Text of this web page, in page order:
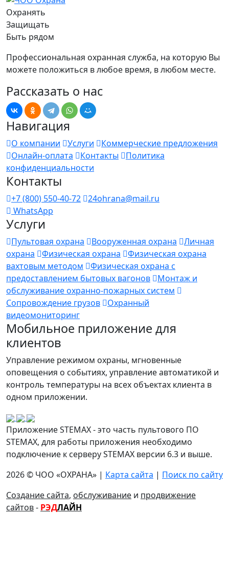
Охранять
Защищать
Быть рядом
Профессиональная охранная служба, на которую Вы
можете положиться в любое время, в любом месте.
Рассказать о нас
Навигация
О компании Услуги
Коммерческие предложения
Онлайн-оплата
Контакты
Политика
конфиденциальности
Контакты
+7 (800) 550-40-72
24ohrana@mail.ru
WhatsApp
Услуги
Пультовая охрана Вооруженная охрана
Личная
охрана
Физическая охрана
Физическая охрана
вахтовым методом
Физическая охрана с
предоставлением бытовых вагонов
Монтаж и
обслуживание охранно-пожарных систем
Сопровождение грузов
Охранный
видеомониторинг
Мобильное приложение для
клиентов
Управление режимом охраны, мгновенные
оповещения о событиях, управление автоматикой и
контроль температуры на всех объектах клиента в
одном приложении.
Приложение STEMAX - это часть пультового ПО
STEMAX, для работы приложения необходимо
подключение к серверу STEMAX версии 6.3 и выше.
2026 © ЧОО «ОХРАНА» | Карта сайта | Поиск по сайту
Создание сайта, обслуживание и продвижение
сайтов- РЭДЛАЙН